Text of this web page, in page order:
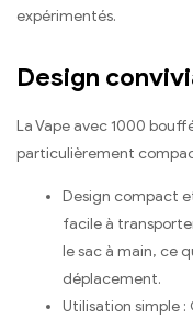
expérimentés.
Design
La Vape avec 1000
particulièrement
Design compact
facile à
le sac à main, ce
déplacement.
Utilisation simple